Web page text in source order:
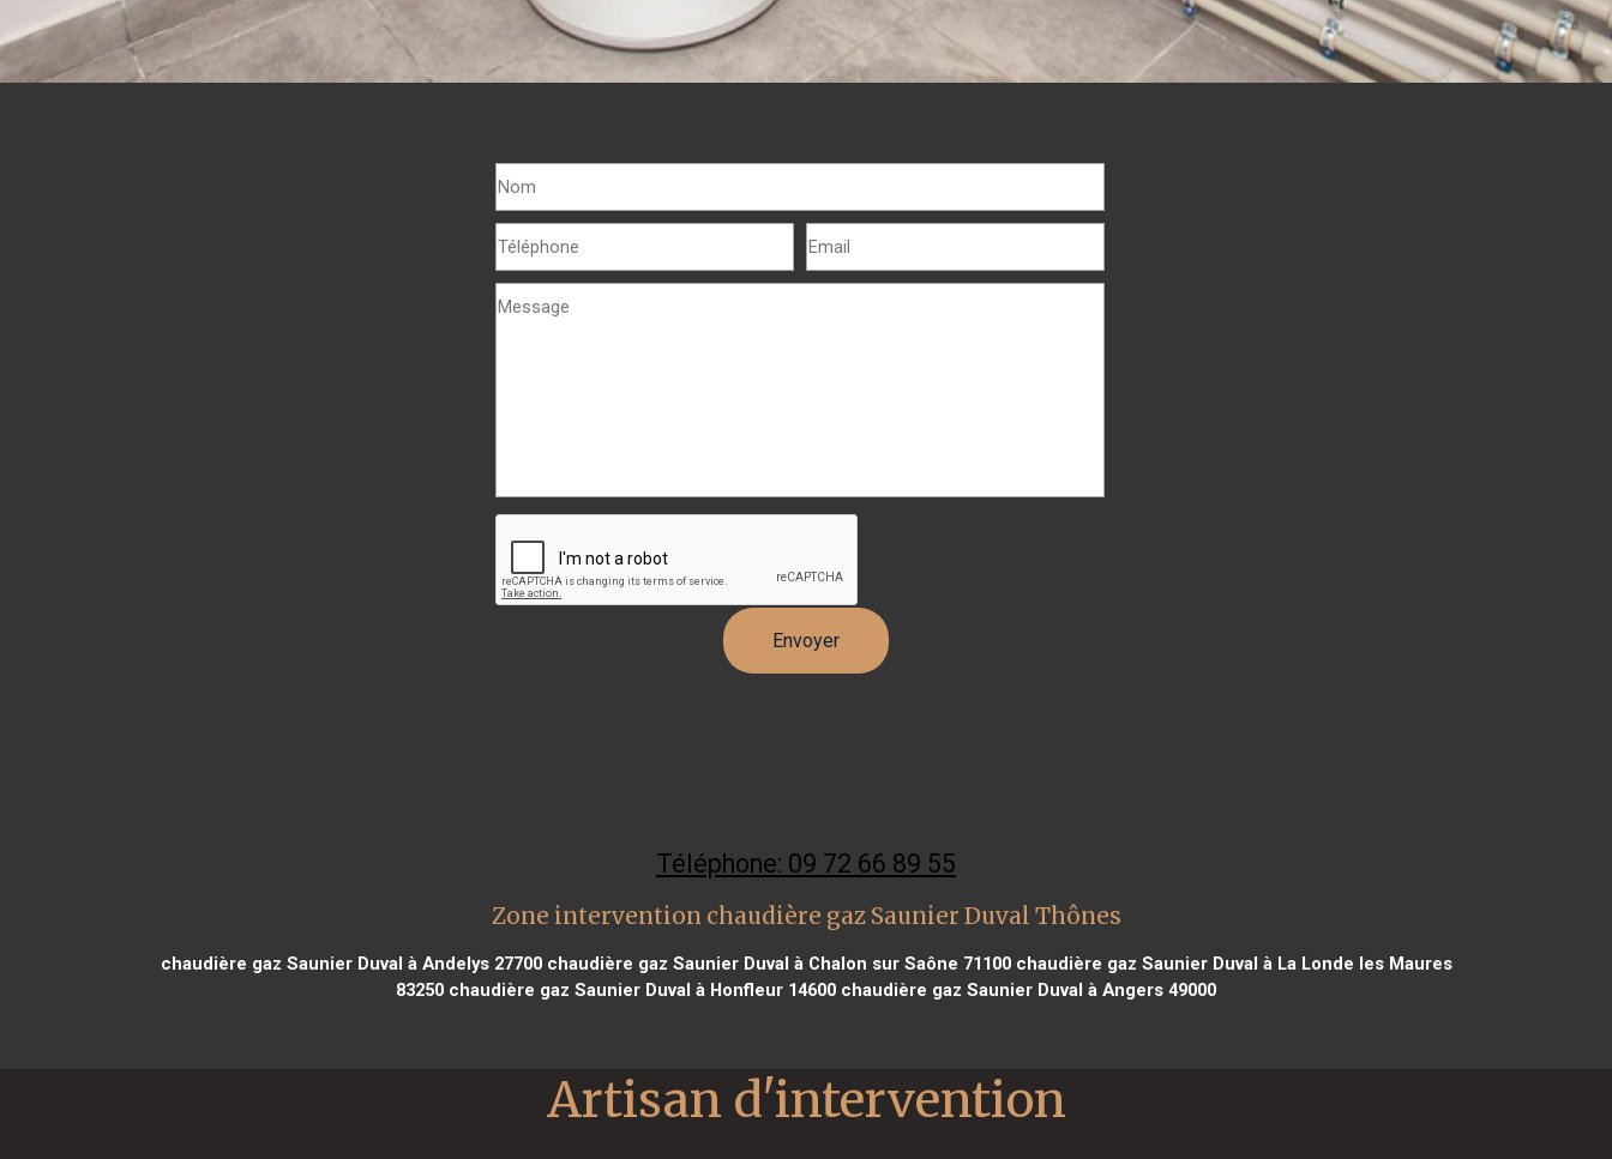
Téléphone: 09 72 66 89 55
Zone intervention chaudière gaz Saunier Duval Thônes
chaudière gaz Saunier Duval à Andelys 27700chaudière gaz Saunier Duval à Chalon sur Saône 71100chaudière gaz Saunier Duval à La Londe les Maures
83250 chaudière gaz Saunier Duval à Honfleur 14600 chaudière gaz Saunier Duval à Angers 49000
Artisan d'intervention